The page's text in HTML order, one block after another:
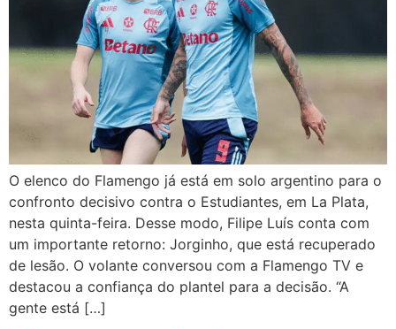
O elenco do Flamengo já está em solo argentino para o
confronto decisivo contra o Estudiantes, em La Plata,
nesta quinta-feira. Desse modo, Filipe Luís conta com
um importante retorno: Jorginho, que está recuperado
de lesão. O volante conversou com a Flamengo TV e
destacou a confiança do plantel para a decisão. “A
gente está […]